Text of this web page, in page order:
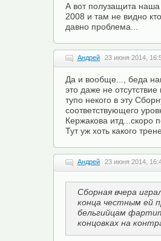
А вот полузащита
2008 и там не видно
давно проблема...
Андрей 23 июня 2014,
Да и вообще..., беда
это даже не
тупо некого в эту
соответствующего
Кержакова итд...скоро
Тут уж хоть какого
Андрей 23 июня 2014,
Сборная вчера
конца честным ей
бельгийцам
концовках на